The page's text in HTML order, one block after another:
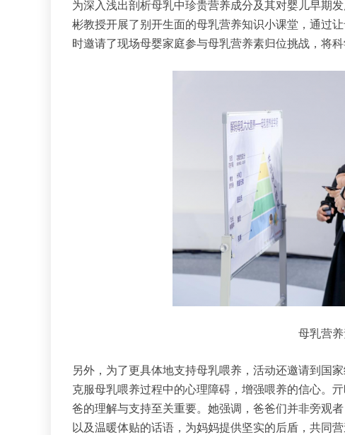
为深入浅出剖析母乳中珍贵营养成分及其对婴儿早期
彬教授开展了别开生面的母乳营养知识小课堂，通过
时邀请了现场母婴家庭参与母乳营养素归位挑战，将
母乳营
另外，为了更具体地支持母乳喂养，活动还邀请到国
克服母乳喂养过程中的心理障碍，增强喂养的信心。
爸的理解与支持至关重要。她强调，爸爸们并非旁观
以及温暖体贴的话语，为妈妈提供坚实的后盾，共同